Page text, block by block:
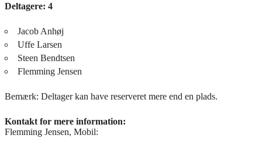
Deltagere: 4
Jacob Anhøj
Uffe Larsen
Steen Bendtsen
Flemming Jensen
Bemærk: Deltager kan have reserveret mere end en plads.
Kontakt for mere information:
Flemming Jensen, Mobil: